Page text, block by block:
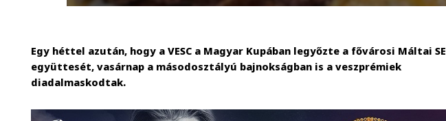
Egy héttel azután, hogy a VESC a Magyar Kupában legyőzte a fővárosi Máltai SE
együttesét, vasárnap a másodosztályú bajnokságban is a veszprémiek
diadalmaskodtak.